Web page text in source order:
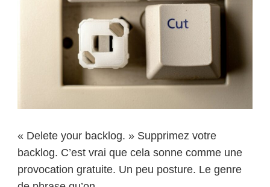
« Delete your backlog. » Supprimez votre
backlog. C’est vrai que cela sonne comme une
provocation gratuite. Un peu posture. Le genre